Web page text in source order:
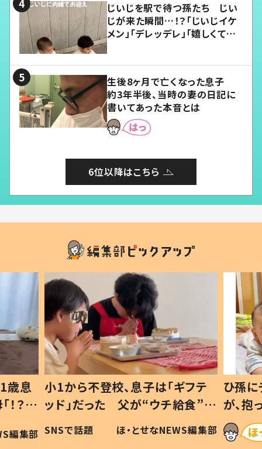
じいじを駅で待つ孫たち じい
じが来た瞬間…！？「じいじイケ
メン」「デレッデレ」「嬉しくて可
生後8ヶ月で亡くなった息子
約3年半後、当時の妻の日記に
書いてあった本音とは
6位以降はこちら
フテ
食”を
編集部
ひ孫にデレデレな80歳じいじ
が、抱っこすると…ひ孫の反応に
「涙が出ました」「可愛くて仕方な
い」
ほ・とせなNEWS編集部